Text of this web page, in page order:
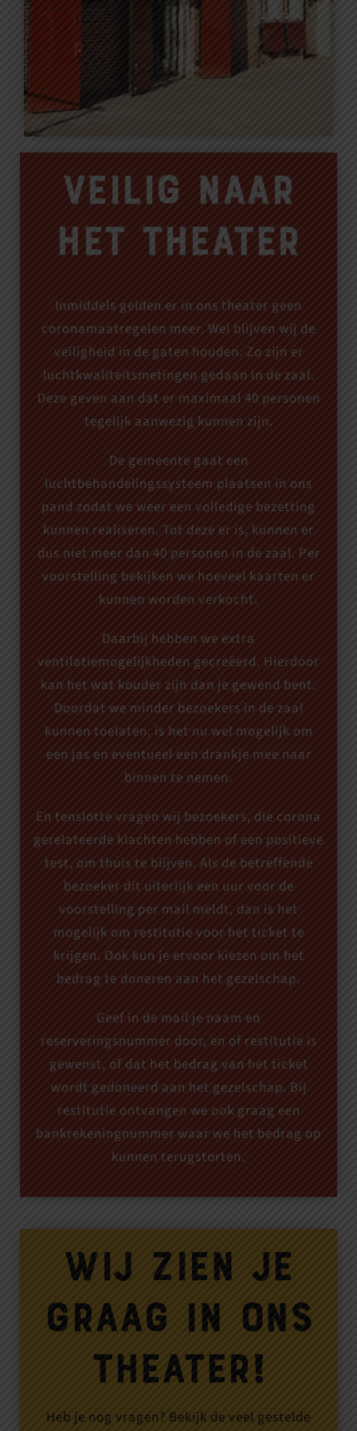
Veilig naar
het theater
Inmiddels gelden er in ons theater geen
coronamaatregelen meer. Wel blijven wij de
veiligheid in de gaten houden. Zo zijn er
luchtkwaliteitsmetingen gedaan in de zaal.
Deze geven aan dat er maximaal 40 personen
tegelijk aanwezig kunnen zijn.
De gemeente gaat een
luchtbehandelingssysteem plaatsen in ons
pand zodat we weer een volledige bezetting
kunnen realiseren. Tot deze er is, kunnen er
dus niet meer dan 40 personen in de zaal. Per
voorstelling bekijken we hoeveel kaarten er
kunnen worden verkocht.
Daarbij hebben we extra
ventilatiemogelijkheden gecreëerd. Hierdoor
kan het wat kouder zijn dan je gewend bent.
Doordat we minder bezoekers in de zaal
kunnen toelaten, is het nu wel mogelijk om
een jas en eventueel een drankje mee naar
binnen te nemen.
En tenslotte vragen wij bezoekers, die corona
gerelateerde klachten hebben of een positieve
test, om thuis te blijven. Als de betreffende
bezoeker dit uiterlijk een uur voor de
voorstelling per mail meldt, dan is het
mogelijk om restitutie voor het ticket te
krijgen. Ook kun je ervoor kiezen om het
bedrag te doneren aan het gezelschap.
Geef in de mail je naam en
reserveringsnummer door, en of restitutie is
gewenst, of dat het bedrag van het ticket
wordt gedoneerd aan het gezelschap. Bij
restitutie ontvangen we ook graag een
bankrekeningnummer waar we het bedrag op
kunnen terugstorten.
Wij zien je
graag in ons
theater!
Heb je nog vragen? Bekijk de veel gestelde